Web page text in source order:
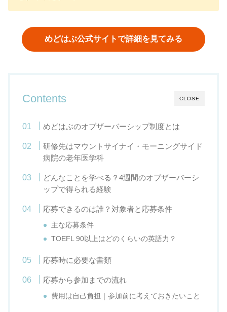
めどはぶ公式サイトで詳細を見てみる
CLOSE
Contents
めどはぶのオブザーバーシップ制度とは
研修先はマウントサイナイ・モーニングサイド
病院の老年医学科
どんなことを学べる？4週間のオブザーバーシ
ップで得られる経験
応募できるのは誰？対象者と応募条件
主な応募条件
TOEFL 90以上はどのくらいの英語力？
応募時に必要な書類
応募から参加までの流れ
費用は自己負担｜参加前に考えておきたいこと